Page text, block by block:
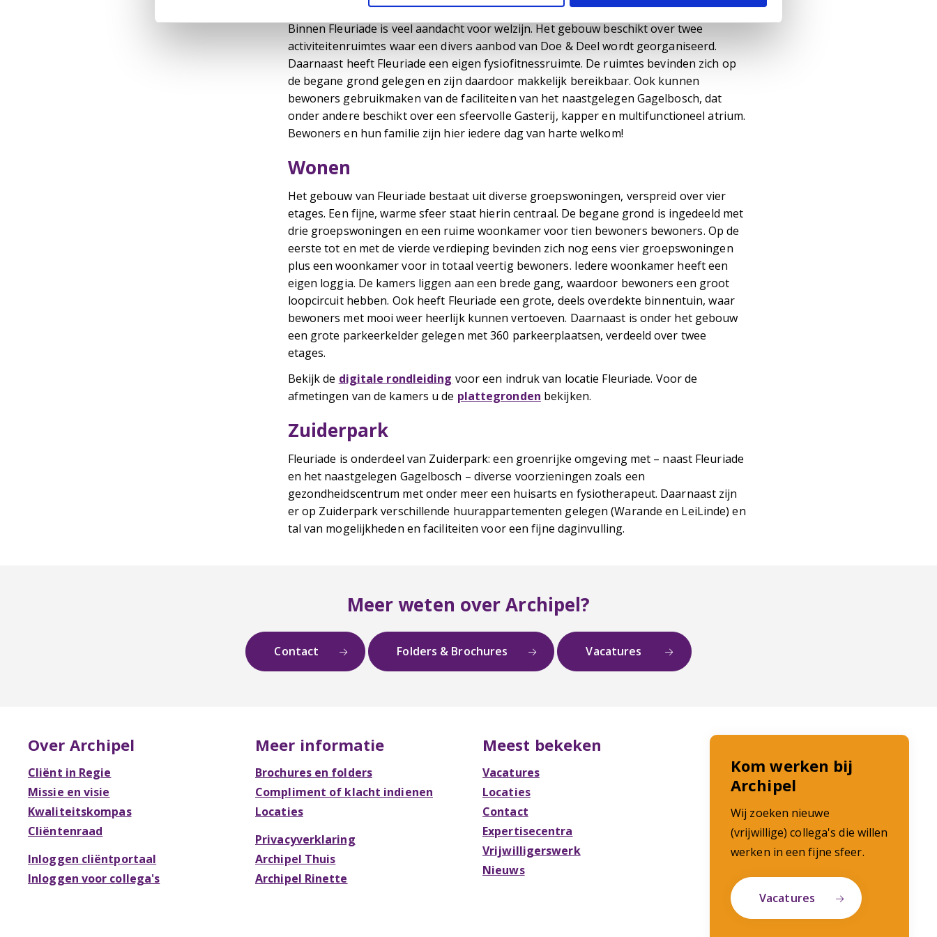
Binnen Fleuriade is veel aandacht voor welzijn. Het gebouw beschikt over twee
activiteitenruimtes waar een divers aanbod van Doe & Deel wordt georganiseerd.
Daarnaast heeft Fleuriade een eigen fysiofitnessruimte. De ruimtes bevinden zich op
de begane grond gelegen en zijn daardoor makkelijk bereikbaar. Ook kunnen
bewoners gebruikmaken van de faciliteiten van het naastgelegen Gagelbosch, dat
onder andere beschikt over een sfeervolle Gasterij, kapper en multifunctioneel atrium.
Bewoners en hun familie zijn hier iedere dag van harte welkom!
Wonen
Het gebouw van Fleuriade bestaat uit diverse groepswoningen, verspreid over vier
etages. Een fijne, warme sfeer staat hierin centraal. De begane grond is ingedeeld met
drie groepswoningen en een ruime woonkamer voor tien bewoners bewoners. Op de
eerste tot en met de vierde verdieping bevinden zich nog eens vier groepswoningen
plus een woonkamer voor in totaal veertig bewoners. Iedere woonkamer heeft een
eigen loggia. De kamers liggen aan een brede gang, waardoor bewoners een groot
loopcircuit hebben. Ook heeft Fleuriade een grote, deels overdekte binnentuin, waar
bewoners met mooi weer heerlijk kunnen vertoeven. Daarnaast is onder het gebouw
een grote parkeerkelder gelegen met 360 parkeerplaatsen, verdeeld over twee
etages.
Bekijk de digitale rondleiding voor een indruk van locatie Fleuriade. Voor de
afmetingen van de kamers u de plattegronden bekijken.
Zuiderpark
Fleuriade is onderdeel van Zuiderpark: een groenrijke omgeving met – naast Fleuriade
en het naastgelegen Gagelbosch – diverse voorzieningen zoals een
gezondheidscentrum met onder meer een huisarts en fysiotherapeut. Daarnaast zijn
er op Zuiderpark verschillende huurappartementen gelegen (Warande en LeiLinde) en
tal van mogelijkheden en faciliteiten voor een fijne daginvulling.
Meer weten over Archipel?
Contact Folders & Brochures Vacatures
Over Archipel
Cliënt in Regie
Missie en visie
Kwaliteitskompas
Cliëntenraad
Inloggen cliëntportaal
Inloggen voor collega's
Meer informatie
Brochures en folders
Compliment of klacht indienen
Locaties
Privacyverklaring
Archipel Thuis
Archipel Rinette
Meest bekeken
Vacatures
Locaties
Contact
Expertisecentra
Vrijwilligerswerk
Nieuws
Kom werken bij
Archipel
Wij zoeken nieuwe
(vrijwillige) collega's die willen
werken in een fijne sfeer.
Vacatures